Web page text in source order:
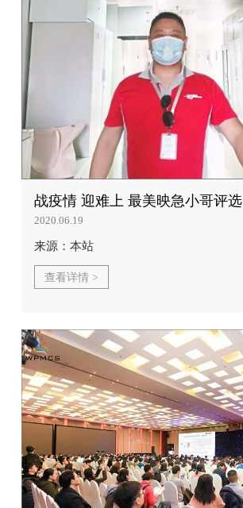
战疫情 迎难上 最美映急小哥评选
2020.06.19
来源：本站
查看详情 >